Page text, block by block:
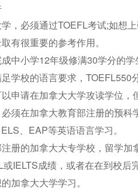
，必须通过TOEFL考试;如想
有很重要的参考作用。
中小学12年级修满30学分的
学校的语言要求，TOEFL550
申请在加拿大大学攻读学位
须在加拿大教育部注册的预
、EAP等英语语言学习。
册的加拿大大专学校，留学加
IELTS成绩，或者在在到校
加拿大大学学习。